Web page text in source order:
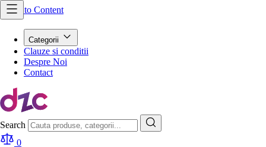
Skip to Content
Categorii
Clauze si conditii
Despre Noi
Contact
Search
0